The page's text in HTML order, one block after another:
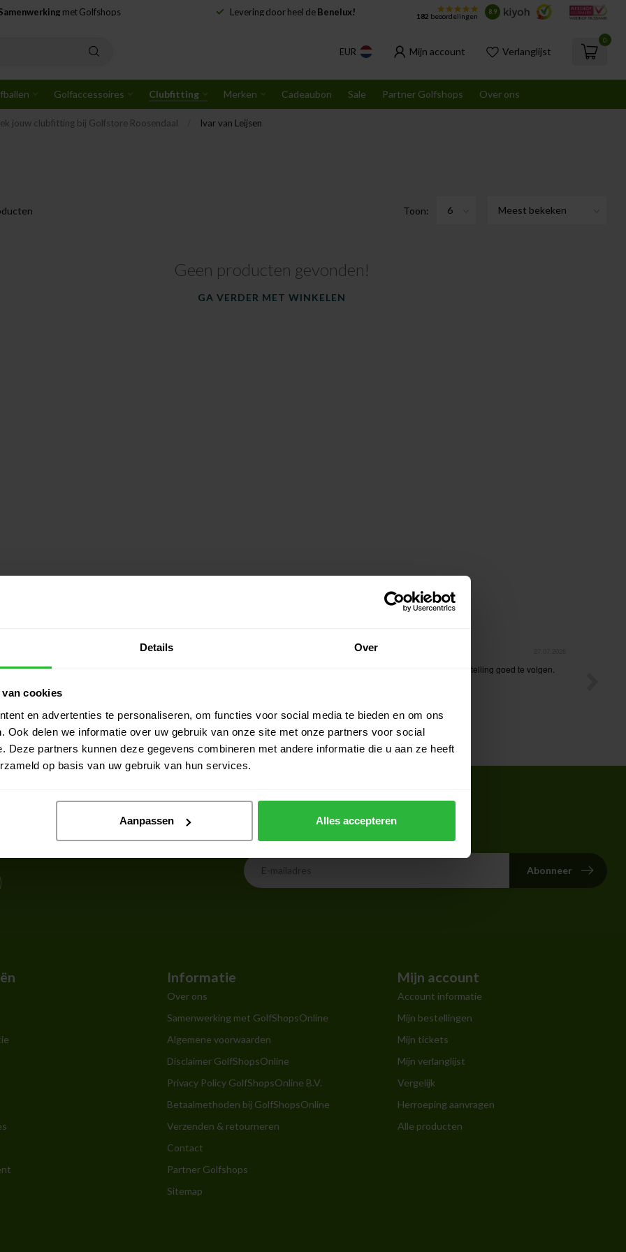
Details Over
cookies
en advertenties te personaliseren, om functies voor social media te bieden en om ons
Ook delen we informatie over uw gebruik van onze site met onze partners voor social
Deze partners kunnen deze gegevens combineren met andere informatie die u aan ze heeft
op basis van uw gebruik van hun services.
Aanpassen Alles accepteren
met Golfshops Levering door heel deBenelux! 182 beoordelingen
8.9
EUR Mijn account Verlanglijst
0
Golfaccessoires Clubfitting Merken Cadeaubon Sale Partner Golfshops Over ons
jouw clubfitting bij Golfstore Roosendaal Ivar van Leijsen
Toon:
Geen producten gevonden!
GA VERDER MET WINKELEN
25.07.2026
van de service. Perfecte en snelle
23.07.2026
Golf draagtas gekocht. Goede prijs kwaliteit.
onze klantenservicepagina. Hier
verschillende manieren om met ons
Schrijf je in voor onze nieuwsbrief
Abonneer
Informatie
Over ons
Samenwerking met GolfShopsOnline
Algemene voorwaarden
Disclaimer GolfShopsOnline
Privacy Policy GolfShopsOnline B.V.
Betaalmethoden bij GolfShopsOnline
Verzenden & retourneren
Contact
Partner Golfshops
Sitemap
Mijn account
Account informatie
Mijn bestellingen
Mijn tickets
Mijn verlanglijst
Vergelijk
Herroeping aanvragen
Alle producten